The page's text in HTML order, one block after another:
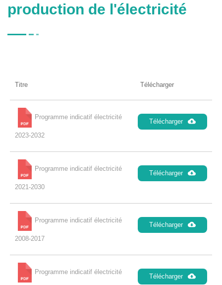
production de l'électricité
Titre Télécharger
Programme indicatif électricité
2023-2032
Télécharger
Programme indicatif électricité
2021-2030
Télécharger
Programme indicatif électricité
2008-2017
Télécharger
Programme indicatif électricité
Télécharger